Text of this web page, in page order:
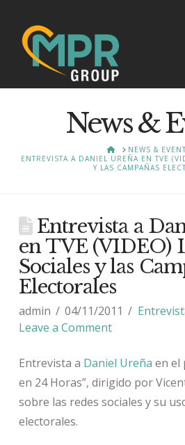
News &
HOMENEWS &
ENTREVISTA A DANIEL UREÑA EN TVE
Y LAS CAMPAÑAS
Entrevista a
en TVE (VIDEO)
Sociales y las
Electorales
admin 04/11/2011
Leave a Comment
Entrevista a Daniel Ureña en el
en 24 Horas”, dirigido por
sobre las redes sociales y su
electorales.